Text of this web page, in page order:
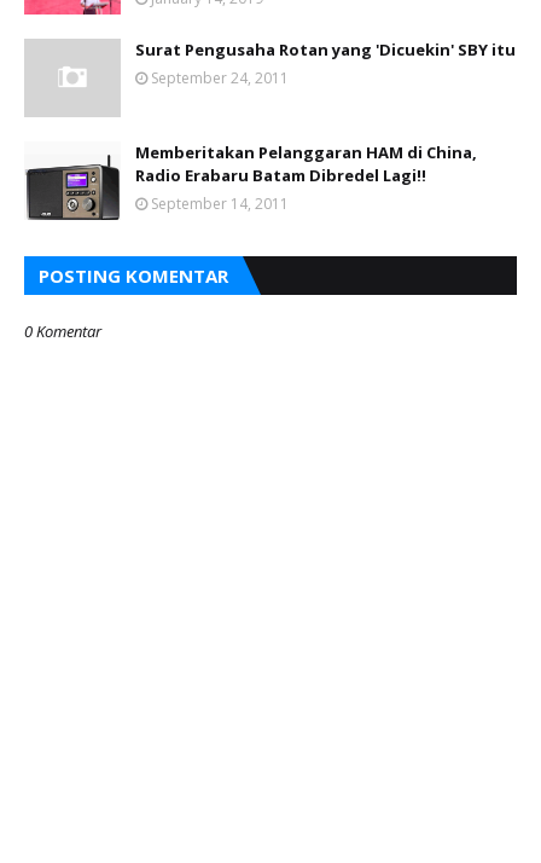
Surat Pengusaha Rotan yang 'Dicuekin' SBY itu
September 24, 2011
Memberitakan Pelanggaran HAM di China,
Radio Erabaru Batam Dibredel Lagi!!
September 14, 2011
POSTING KOMENTAR
0 Komentar